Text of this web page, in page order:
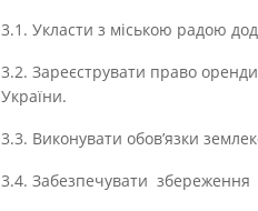
3.1. Укласти з міською радою
3.2. Зареєструвати право
України.
3.3. Виконувати обов’язки
3.4. Забезпечувати